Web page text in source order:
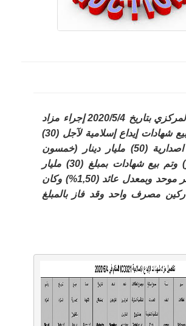
أقرّ البنك المركزي بتاريخ 2020/5/4 إجراء مزاد
ICD321 لبيع شهادات إيداع إسلامية لآجل (30)
يوم بمبلغ اصدارية (50) مليار دينار (خمسون
مليار دينار) وتم بيع شهادات بمبلغ (30) مليار
دينار وبسعر موحد وبمعدل عائد (1,50%) وكان
مصرف واحد وقد فاز بالمبلغ